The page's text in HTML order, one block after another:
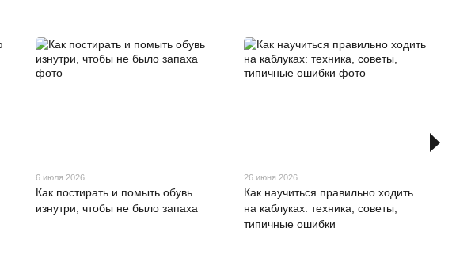
6 июля 2026
Как постирать и помыть обувь
изнутри, чтобы не было запаха
26 июня 2026
Как научиться правильно ходить
на каблуках: техника, советы,
типичные ошибки